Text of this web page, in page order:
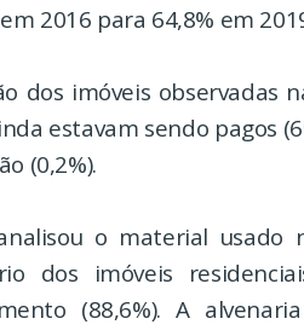
2016 para 64,8% em
dos imóveis observadas
estavam sendo pagos
(0,2%).
o material usado
dos imóveis
(88,6%). A